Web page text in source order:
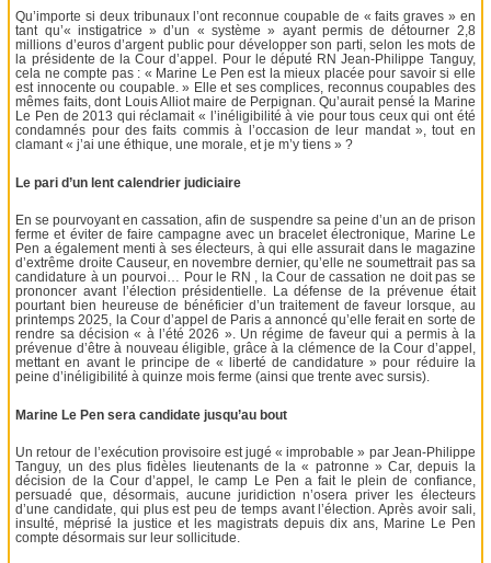
Qu’importe si deux tribunaux l’ont reconnue coupable de « faits graves » en
tant qu’« instigatrice » d’un « système » ayant permis de détourner 2,8
millions d’euros d’argent public pour développer son parti, selon les mots de
la présidente de la Cour d’appel. Pour le député RN Jean-Philippe Tanguy,
cela ne compte pas : « Marine Le Pen est la mieux placée pour savoir si elle
est innocente ou coupable. » Elle et ses complices, reconnus coupables des
mêmes faits, dont Louis Alliot maire de Perpignan. Qu’aurait pensé la Marine
Le Pen de 2013 qui réclamait « l’inéligibilité à vie pour tous ceux qui ont été
condamnés pour des faits commis à l’occasion de leur mandat », tout en
clamant « j’ai une éthique, une morale, et je m’y tiens » ?
Le pari d’un lent calendrier judiciaire
En se pourvoyant en cassation, afin de suspendre sa peine d’un an de prison
ferme et éviter de faire campagne avec un bracelet électronique, Marine Le
Pen a également menti à ses électeurs, à qui elle assurait dans le magazine
d’extrême droite Causeur, en novembre dernier, qu’elle ne soumettrait pas sa
candidature à un pourvoi… Pour le RN , la Cour de cassation ne doit pas se
prononcer avant l’élection présidentielle. La défense de la prévenue était
pourtant bien heureuse de bénéficier d’un traitement de faveur lorsque, au
printemps 2025, la Cour d’appel de Paris a annoncé qu’elle ferait en sorte de
rendre sa décision « à l’été 2026 ». Un régime de faveur qui a permis à la
prévenue d’être à nouveau éligible, grâce à la clémence de la Cour d’appel,
mettant en avant le principe de « liberté de candidature » pour réduire la
peine d’inéligibilité à quinze mois ferme (ainsi que trente avec sursis).
Marine Le Pen sera candidate jusqu’au bout
Un retour de l’exécution provisoire est jugé « improbable » par Jean-Philippe
Tanguy, un des plus fidèles lieutenants de la « patronne » Car, depuis la
décision de la Cour d’appel, le camp Le Pen a fait le plein de confiance,
persuadé que, désormais, aucune juridiction n’osera priver les électeurs
d’une candidate, qui plus est peu de temps avant l’élection. Après avoir sali,
insulté, méprisé la justice et les magistrats depuis dix ans, Marine Le Pen
compte désormais sur leur sollicitude.